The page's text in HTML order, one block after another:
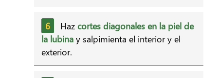
Haz cortes diagonales en la piel de
la lubina y salpimienta el interior y el
exterior.